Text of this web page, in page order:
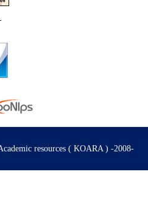
resources ( KOARA ) -2008-